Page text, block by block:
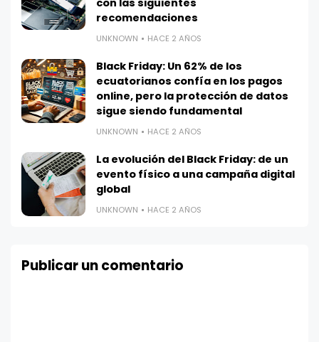
con las siguientes
recomendaciones
UNKNOWN HACE 2 AÑOS
Black Friday: Un 62% de los
ecuatorianos confía en los pagos
online, pero la protección de datos
sigue siendo fundamental
UNKNOWN HACE 2 AÑOS
La evolución del Black Friday: de un
evento físico a una campaña digital
global
UNKNOWN HACE 2 AÑOS
Publicar un comentario